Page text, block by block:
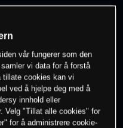
instrumentet
vår fungerer som den
vi data for å forstå
tillate cookies kan vi
ved å hjelpe deg med å
innhold eller
Velg "Tillat alle cookies" for
for å administrere cookie-